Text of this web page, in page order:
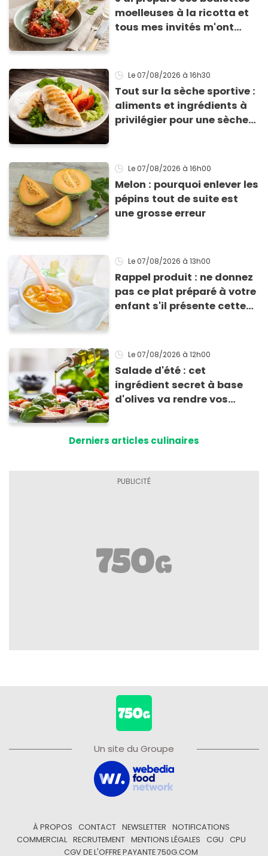
moelleuses à la ricotta et
tous mes invités m'ont
Le 07/08/2026 à 16h30
Tout sur la sèche sportive :
aliments et ingrédients à
privilégier pour une sèche
Le 07/08/2026 à 16h00
Melon : pourquoi enlever les
pépins tout de suite est
une grosse erreur
Le 07/08/2026 à 13h00
Rappel produit : ne donnez
pas ce plat préparé à votre
enfant s'il présente cette
Le 07/08/2026 à 12h00
Salade d'été : cet
ingrédient secret à base
d'olives va rendre vos
Derniers articles culinaires
Un site du Groupe
À PROPOS CONTACT NEWSLETTER
NOTIFICATIONS
COMMERCIAL
RECRUTEMENT MENTIONS LÉGALES CGU
CPU
CGV DE L'OFFRE PAYANTE 750G.COM